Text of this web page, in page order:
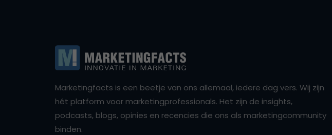
Marketingfacts is een beetje van ons allemaal, iedere dag vers. Wij zijn
hét platform voor marketingprofessionals. Het zijn de insights,
podcasts, blogs, opinies en recencies die ons als marketingcommunity
binden.